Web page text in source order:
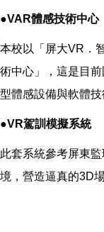
●VAR體感技術中心
本校以「屏大VR．
術中心」，這是目
型體感設備與軟體
●VR駕訓模擬系統
此套系統參考屏東
境，營造逼真的3D